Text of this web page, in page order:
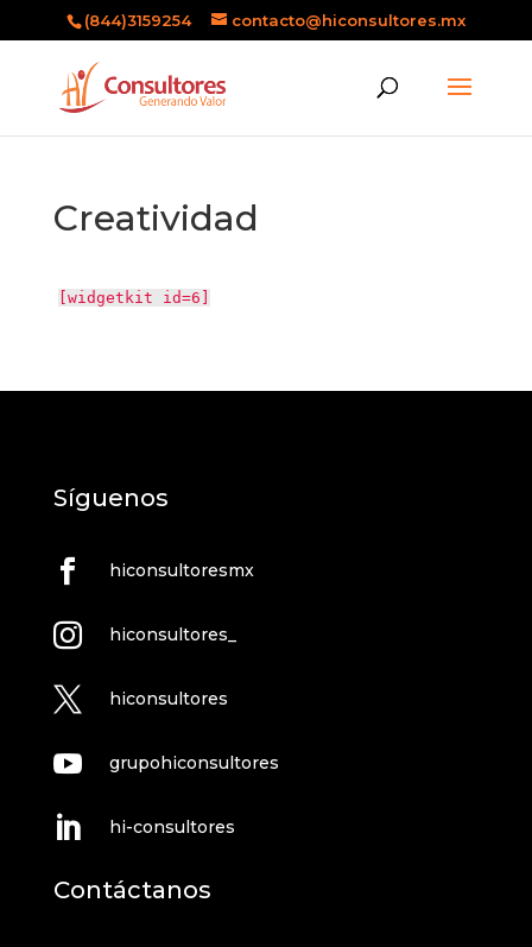
(844)3159254 contacto@hiconsultores.mx
Creatividad
[widgetkit id=6]
Síguenos
 hiconsultoresmx
 hiconsultores_
 hiconsultores
 grupohiconsultores
 hi-consultores
Contáctanos